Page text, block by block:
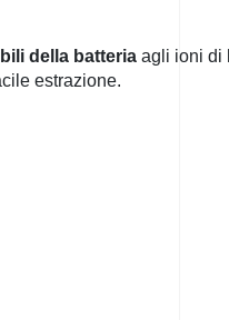
della batteria agli ioni di
estrazione.